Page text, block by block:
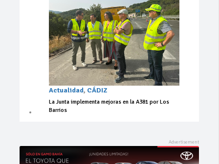
Actualidad, CÁDIZ
La Junta implementa mejoras en la A381 por Los
Barrios